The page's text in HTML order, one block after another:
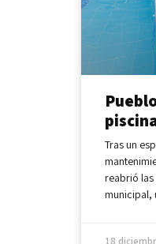
Tras un
reabrió las
municipal,